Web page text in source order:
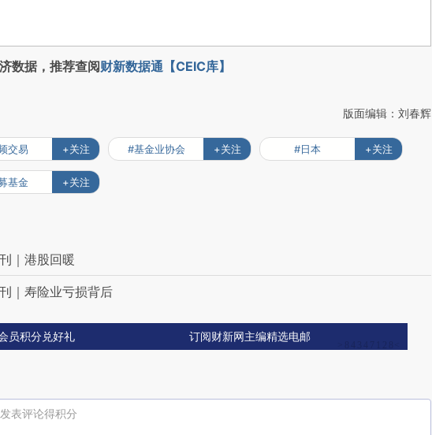
数据，推荐查阅财新数据通【CEIC库】
版面编辑：刘春辉
交易 +关注 #基金业协会 +关注 #日本 +关注
基金 +关注
｜港股回暖
｜寿险业亏损背后
员积分兑好礼 订阅财新网主编精选电邮
表评论得积分